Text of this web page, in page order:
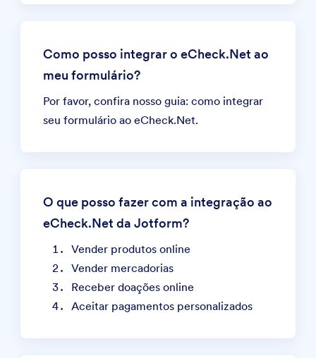
Como posso integrar o eCheck.Net ao
meu formulário?
Por favor, confira nosso guia:como integrar
seu formulário ao eCheck.Net.
O que posso fazer com a integração ao
eCheck.Net da Jotform?
Vender produtos online
Vender mercadorias
Receber doações online
Aceitar pagamentos personalizados